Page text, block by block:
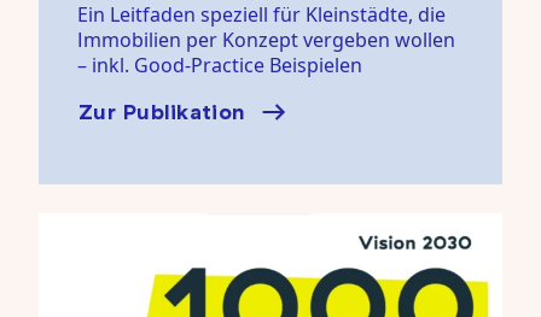
Ein Leitfaden speziell für Kleinstädte, die
Immobilien per Konzept vergeben wollen
– inkl. Good-Practice Beispielen
Zur Publikation